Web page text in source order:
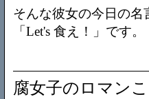
そんな彼女の今日の
「Let's 食え！」です。
腐女子のロマン